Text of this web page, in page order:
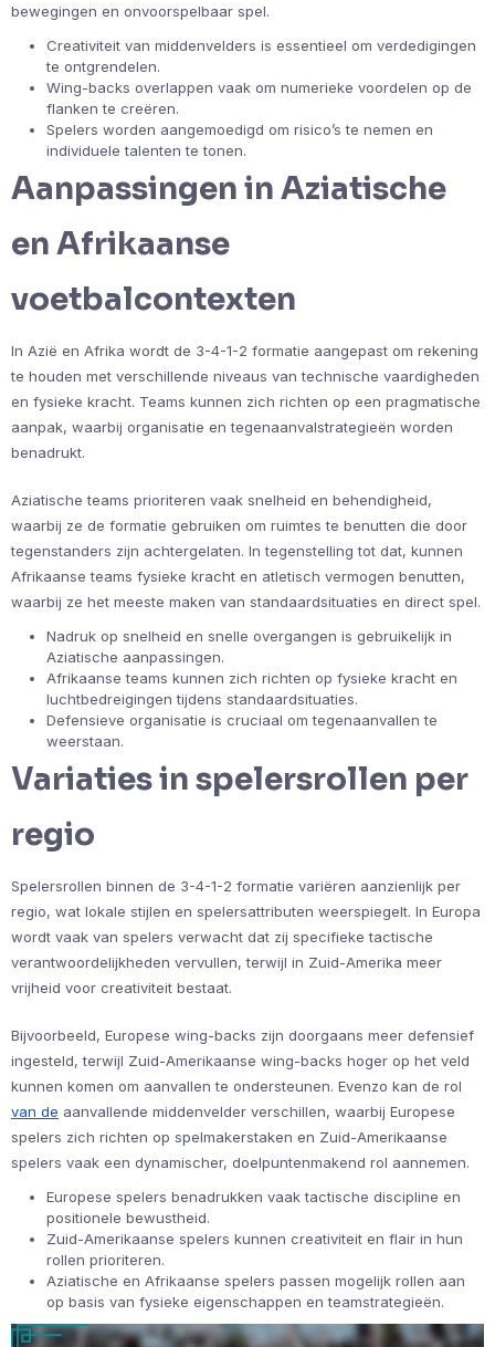
bewegingen en onvoorspelbaar spel.
Creativiteit van middenvelders is essentieel om verdedigingen
te ontgrendelen.
Wing-backs overlappen vaak om numerieke voordelen op de
flanken te creëren.
Spelers worden aangemoedigd om risico’s te nemen en
individuele talenten te tonen.
Aanpassingen in Aziatische
en Afrikaanse
voetbalcontexten
In Azië en Afrika wordt de 3-4-1-2 formatie aangepast om rekening
te houden met verschillende niveaus van technische vaardigheden
en fysieke kracht. Teams kunnen zich richten op een pragmatische
aanpak, waarbij organisatie en tegenaanvalstrategieën worden
benadrukt.
Aziatische teams prioriteren vaak snelheid en behendigheid,
waarbij ze de formatie gebruiken om ruimtes te benutten die door
tegenstanders zijn achtergelaten. In tegenstelling tot dat, kunnen
Afrikaanse teams fysieke kracht en atletisch vermogen benutten,
waarbij ze het meeste maken van standaardsituaties en direct spel.
Nadruk op snelheid en snelle overgangen is gebruikelijk in
Aziatische aanpassingen.
Afrikaanse teams kunnen zich richten op fysieke kracht en
luchtbedreigingen tijdens standaardsituaties.
Defensieve organisatie is cruciaal om tegenaanvallen te
weerstaan.
Variaties in spelersrollen per
regio
Spelersrollen binnen de 3-4-1-2 formatie variëren aanzienlijk per
regio, wat lokale stijlen en spelersattributen weerspiegelt. In Europa
wordt vaak van spelers verwacht dat zij specifieke tactische
verantwoordelijkheden vervullen, terwijl in Zuid-Amerika meer
vrijheid voor creativiteit bestaat.
Bijvoorbeeld, Europese wing-backs zijn doorgaans meer defensief
ingesteld, terwijl Zuid-Amerikaanse wing-backs hoger op het veld
kunnen komen om aanvallen te ondersteunen. Evenzo kan de rol
van de aanvallende middenvelder verschillen, waarbij Europese
spelers zich richten op spelmakerstaken en Zuid-Amerikaanse
spelers vaak een dynamischer, doelpuntenmakend rol aannemen.
Europese spelers benadrukken vaak tactische discipline en
positionele bewustheid.
Zuid-Amerikaanse spelers kunnen creativiteit en flair in hun
rollen prioriteren.
Aziatische en Afrikaanse spelers passen mogelijk rollen aan
op basis van fysieke eigenschappen en teamstrategieën.